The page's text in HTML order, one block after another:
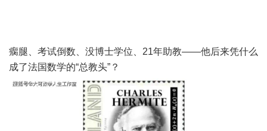
瘸腿、考试倒数、没博士学位、21年助教——他后来凭什么
成了法国数学的“总教头”？